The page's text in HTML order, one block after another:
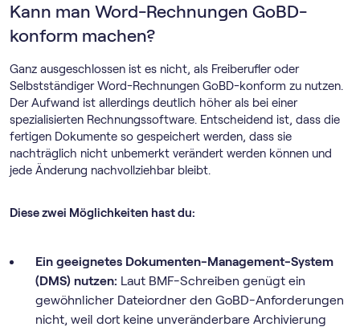
Kann man Word-Rechnungen GoBD-
konform machen?
Ganz ausgeschlossen ist es nicht, als Freiberufler oder
Selbstständiger Word-Rechnungen GoBD-konform zu nutzen.
Der Aufwand ist allerdings deutlich höher als bei einer
spezialisierten Rechnungssoftware. Entscheidend ist, dass die
fertigen Dokumente so gespeichert werden, dass sie
nachträglich nicht unbemerkt verändert werden können und
jede Änderung nachvollziehbar bleibt.
Diese zwei Möglichkeiten hast du:
Ein geeignetes Dokumenten-Management-System
(DMS) nutzen: Laut BMF-Schreiben genügt ein
gewöhnlicher Dateiordner den GoBD-Anforderungen
nicht, weil dort keine unveränderbare Archivierung